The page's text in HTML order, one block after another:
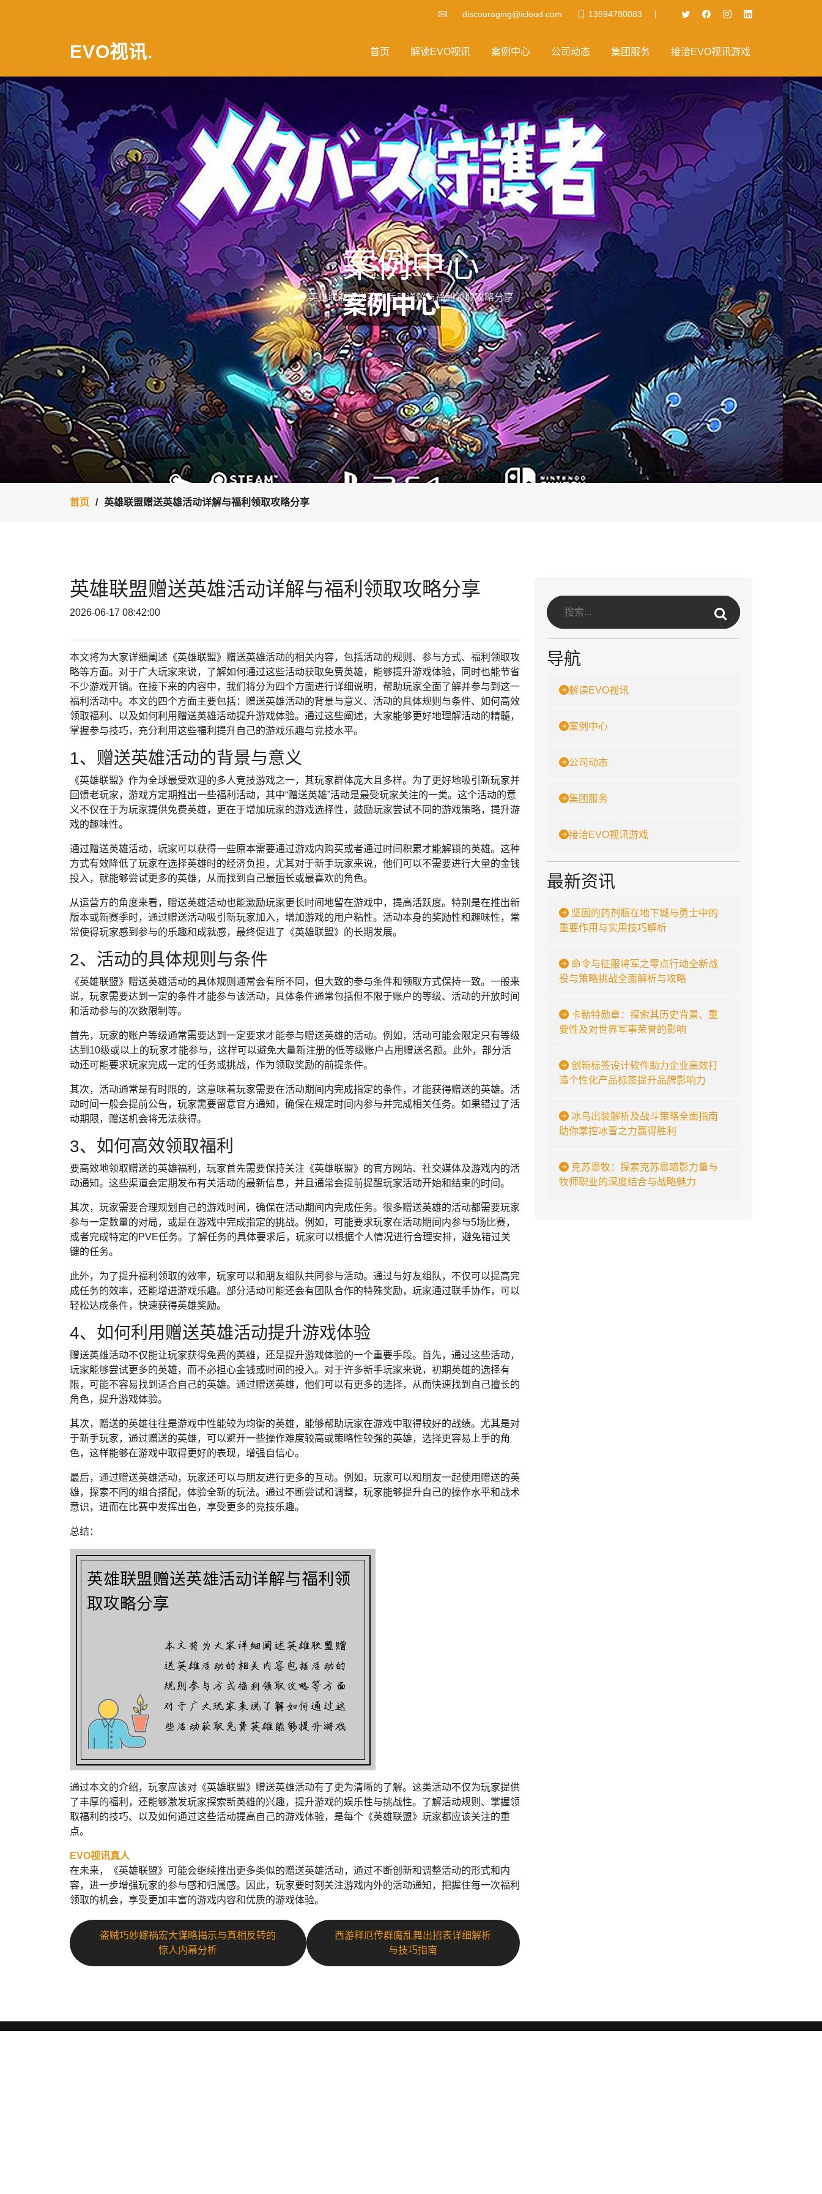
discouraging@icloud.com 13594780083 |
EVO视讯. 首页 解读EVO视讯 案例中心 公司动态 集团服务 接洽EVO视讯游戏
案例中心
英雄联盟赠送英雄活动详解与福利领取攻略分享
首页 英雄联盟赠送英雄活动详解与福利领取攻略分享
英雄联盟赠送英雄活动详解与福利领取攻略分享
2026-06-17 08:42:00
本文将为大家详细阐述《英雄联盟》赠送英雄活动的相关内容，包括活动的规则、参与方式、福利领取攻
略等方面。对于广大玩家来说，了解如何通过这些活动获取免费英雄，能够提升游戏体验，同时也能节省
不少游戏开销。在接下来的内容中，我们将分为四个方面进行详细说明，帮助玩家全面了解并参与到这一
福利活动中。本文的四个方面主要包括：赠送英雄活动的背景与意义、活动的具体规则与条件、如何高效
领取福利、以及如何利用赠送英雄活动提升游戏体验。通过这些阐述，大家能够更好地理解活动的精髓，
掌握参与技巧，充分利用这些福利提升自己的游戏乐趣与竞技水平。
1、赠送英雄活动的背景与意义
《英雄联盟》作为全球最受欢迎的多人竞技游戏之一，其玩家群体庞大且多样。为了更好地吸引新玩家并
回馈老玩家，游戏方定期推出一些福利活动，其中“赠送英雄”活动是最受玩家关注的一类。这个活动的意
义不仅在于为玩家提供免费英雄，更在于增加玩家的游戏选择性，鼓励玩家尝试不同的游戏策略，提升游
戏的趣味性。
通过赠送英雄活动，玩家可以获得一些原本需要通过游戏内购买或者通过时间积累才能解锁的英雄。这种
方式有效降低了玩家在选择英雄时的经济负担，尤其对于新手玩家来说，他们可以不需要进行大量的金钱
投入，就能够尝试更多的英雄，从而找到自己最擅长或最喜欢的角色。
从运营方的角度来看，赠送英雄活动也能激励玩家更长时间地留在游戏中，提高活跃度。特别是在推出新
版本或新赛季时，通过赠送活动吸引新玩家加入，增加游戏的用户粘性。活动本身的奖励性和趣味性，常
常使得玩家感到参与的乐趣和成就感，最终促进了《英雄联盟》的长期发展。
2、活动的具体规则与条件
《英雄联盟》赠送英雄活动的具体规则通常会有所不同，但大致的参与条件和领取方式保持一致。一般来
说，玩家需要达到一定的条件才能参与该活动，具体条件通常包括但不限于账户的等级、活动的开放时间
和活动参与的次数限制等。
首先，玩家的账户等级通常需要达到一定要求才能参与赠送英雄的活动。例如，活动可能会限定只有等级
达到10级或以上的玩家才能参与，这样可以避免大量新注册的低等级账户占用赠送名额。此外，部分活
动还可能要求玩家完成一定的任务或挑战，作为领取奖励的前提条件。
其次，活动通常是有时限的，这意味着玩家需要在活动期间内完成指定的条件，才能获得赠送的英雄。活
动时间一般会提前公告，玩家需要留意官方通知，确保在规定时间内参与并完成相关任务。如果错过了活
动期限，赠送机会将无法获得。
3、如何高效领取福利
要高效地领取赠送的英雄福利，玩家首先需要保持关注《英雄联盟》的官方网站、社交媒体及游戏内的活
动通知。这些渠道会定期发布有关活动的最新信息，并且通常会提前提醒玩家活动开始和结束的时间。
其次，玩家需要合理规划自己的游戏时间，确保在活动期间内完成任务。很多赠送英雄的活动都需要玩家
参与一定数量的对局，或是在游戏中完成指定的挑战。例如，可能要求玩家在活动期间内参与5场比赛，
或者完成特定的PVE任务。了解任务的具体要求后，玩家可以根据个人情况进行合理安排，避免错过关
键的任务。
此外，为了提升福利领取的效率，玩家可以和朋友组队共同参与活动。通过与好友组队，不仅可以提高完
成任务的效率，还能增进游戏乐趣。部分活动可能还会有团队合作的特殊奖励，玩家通过联手协作，可以
轻松达成条件，快速获得英雄奖励。
4、如何利用赠送英雄活动提升游戏体验
赠送英雄活动不仅能让玩家获得免费的英雄，还是提升游戏体验的一个重要手段。首先，通过这些活动，
玩家能够尝试更多的英雄，而不必担心金钱或时间的投入。对于许多新手玩家来说，初期英雄的选择有
限，可能不容易找到适合自己的英雄。通过赠送英雄，他们可以有更多的选择，从而快速找到自己擅长的
角色，提升游戏体验。
其次，赠送的英雄往往是游戏中性能较为均衡的英雄，能够帮助玩家在游戏中取得较好的战绩。尤其是对
于新手玩家，通过赠送的英雄，可以避开一些操作难度较高或策略性较强的英雄，选择更容易上手的角
色，这样能够在游戏中取得更好的表现，增强自信心。
最后，通过赠送英雄活动，玩家还可以与朋友进行更多的互动。例如，玩家可以和朋友一起使用赠送的英
雄，探索不同的组合搭配，体验全新的玩法。通过不断尝试和调整，玩家能够提升自己的操作水平和战术
意识，进而在比赛中发挥出色，享受更多的竞技乐趣。
总结：
通过本文的介绍，玩家应该对《英雄联盟》赠送英雄活动有了更为清晰的了解。这类活动不仅为玩家提供
了丰厚的福利，还能够激发玩家探索新英雄的兴趣，提升游戏的娱乐性与挑战性。了解活动规则、掌握领
取福利的技巧、以及如何通过这些活动提高自己的游戏体验，是每个《英雄联盟》玩家都应该关注的重
点。
EVO视讯真人
在未来，《英雄联盟》可能会继续推出更多类似的赠送英雄活动，通过不断创新和调整活动的形式和内
容，进一步增强玩家的参与感和归属感。因此，玩家要时刻关注游戏内外的活动通知，把握住每一次福利
领取的机会，享受更加丰富的游戏内容和优质的游戏体验。
盗贼巧妙嫁祸宏大谋略揭示与真相反转的
惊人内幕分析
西游释厄传群魔乱舞出招表详细解析
与技巧指南
导航
解读EVO视讯
案例中心
公司动态
集团服务
接洽EVO视讯游戏
最新资讯
坚固的药剂瓶在地下城与勇士中的
重要作用与实用技巧解析
命令与征服将军之零点行动全新战
役与策略挑战全面解析与攻略
卡勒特勋章：探索其历史背景、重
要性及对世界军事荣誉的影响
创新标签设计软件助力企业高效打
造个性化产品标签提升品牌影响力
冰鸟出装解析及战斗策略全面指南
助你掌控冰雪之力赢得胜利
克苏恩牧：探索克苏恩暗影力量与
牧师职业的深度结合与战略魅力